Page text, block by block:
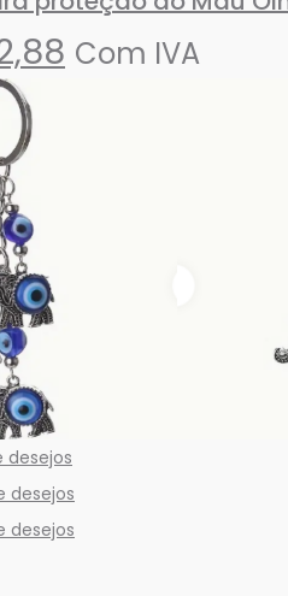
Com IVA
desejos
desejos
desejos